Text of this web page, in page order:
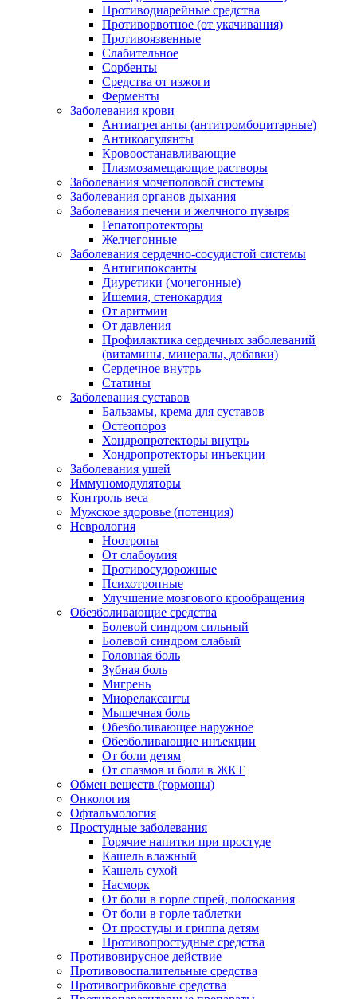
Противодиарейные средства
Противорвотное (от укачивания)
Противоязвенные
Слабительное
Сорбенты
Средства от изжоги
Ферменты
Заболевания крови
Антиагреганты (антитромбоцитарные)
Антикоагулянты
Кровоостанавливающие
Плазмозамещающие растворы
Заболевания мочеполовой системы
Заболевания органов дыхания
Заболевания печени и желчного пузыря
Гепатопротекторы
Желчегонные
Заболевания сердечно-сосудистой системы
Антигипоксанты
Диуретики (мочегонные)
Ишемия, стенокардия
От аритмии
От давления
Профилактика сердечных заболеваний
(витамины, минералы, добавки)
Сердечное внутрь
Статины
Заболевания суставов
Бальзамы, крема для суставов
Остеопороз
Хондропротекторы внутрь
Хондропротекторы инъекции
Заболевания ушей
Иммуномодуляторы
Контроль веса
Мужское здоровье (потенция)
Неврология
Ноотропы
От слабоумия
Противосудорожные
Психотропные
Улучшение мозгового крообращения
Обезболивающие средства
Болевой синдром сильный
Болевой синдром слабый
Головная боль
Зубная боль
Мигрень
Миорелаксанты
Мышечная боль
Обезболивающее наружное
Обезболивающие инъекции
От боли детям
От спазмов и боли в ЖКТ
Обмен веществ (гормоны)
Онкология
Офтальмология
Простудные заболевания
Горячие напитки при простуде
Кашель влажный
Кашель сухой
Насморк
От боли в горле спрей, полоскания
От боли в горле таблетки
От простуды и гриппа детям
Противопростудные средства
Противовирусное действие
Противовоспалительные средства
Противогрибковые средства